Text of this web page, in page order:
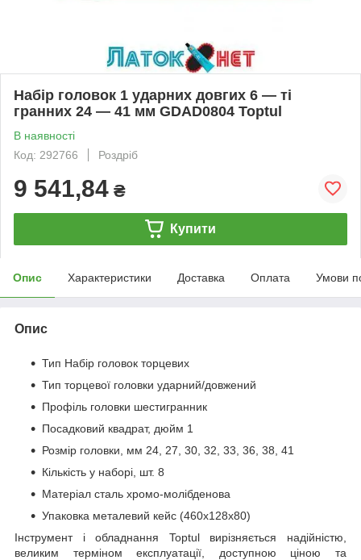
Набір головок 1 ударних довгих 6 — ті
гранних 24 — 41 мм GDAD0804 Toptul
В наявності
Код: 292766
Роздріб
9 541,84 ₴
Купити
Опис Характеристики Доставка Оплата Умови
Опис
Тип Набір головок торцевих
Тип торцевої головки ударний/довжений
Профіль головки шестигранник
Посадковий квадрат, дюйм 1
Розмір головки, мм 24, 27, 30, 32, 33, 36, 38, 41
Кількість у наборі, шт. 8
Матеріал сталь хромо-молібденова
Упаковка металевий кейс (460х128х80)
Інструмент і обладнання Toptul вирізняється надійністю,
великим терміном експлуатації, доступною ціною та